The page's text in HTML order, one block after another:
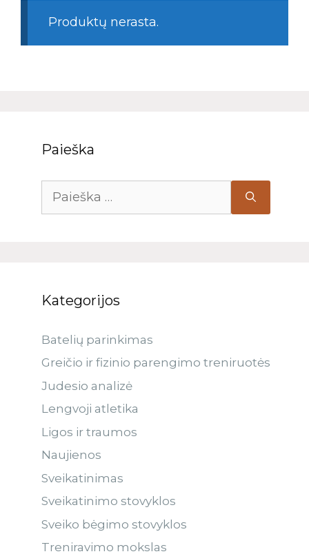
Produktų nerasta.
Paieška
Kategorijos
Batelių parinkimas
Greičio ir fizinio parengimo treniruotės
Judesio analizė
Lengvoji atletika
Ligos ir traumos
Naujienos
Sveikatinimas
Sveikatinimo stovyklos
Sveiko bėgimo stovyklos
Treniravimo mokslas